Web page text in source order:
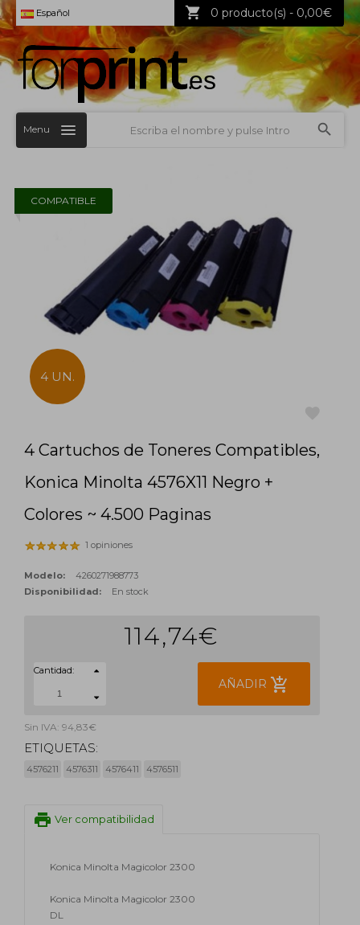
Español 0 producto(s) - 0,00€
Menu
COMPATIBLE
4 UN.
4 Cartuchos de Toneres Compatibles,
Konica Minolta 4576X11 Negro +
Colores ~ 4.500 Paginas
1 opiniones
Modelo:
4260271988773
Disponibilidad:
En stock
114,74€
Cantidad:
AÑADIR add_shopping_cart
Sin IVA: 94,83€
ETIQUETAS:
4576211 4576311 4576411 4576511
print Ver compatibilidad
Konica Minolta Magicolor 2300
Konica Minolta Magicolor 2300
DL